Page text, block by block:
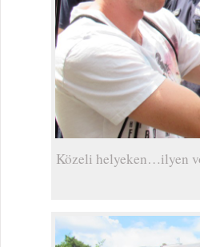
Közeli helyeken…ilyen